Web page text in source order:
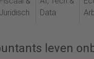
Juridisch
Data
leven